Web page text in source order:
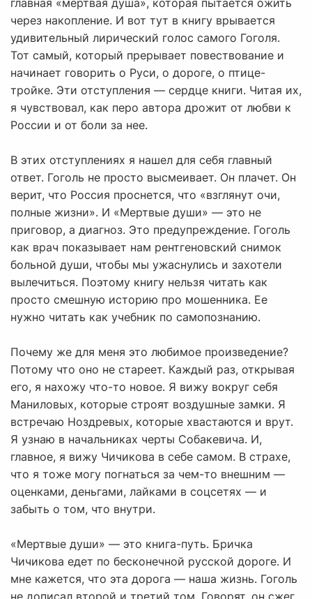
главная «мертвая душа», которая пытается ожить
через накопление. И вот тут в книгу врывается
удивительный лирический голос самого Гоголя.
Тот самый, который прерывает повествование и
начинает говорить о Руси, о дороге, о птице-
тройке. Эти отступления — сердце книги. Читая их,
я чувствовал, как перо автора дрожит от любви к
России и от боли за нее.
В этих отступлениях я нашел для себя главный
ответ. Гоголь не просто высмеивает. Он плачет. Он
верит, что Россия проснется, что «взглянут очи,
полные жизни». И «Мертвые души» — это не
приговор, а диагноз. Это предупреждение. Гоголь
как врач показывает нам рентгеновский снимок
больной души, чтобы мы ужаснулись и захотели
вылечиться. Поэтому книгу нельзя читать как
просто смешную историю про мошенника. Ее
нужно читать как учебник по самопознанию.
Почему же для меня это любимое произведение?
Потому что оно не стареет. Каждый раз, открывая
его, я нахожу что-то новое. Я вижу вокруг себя
Маниловых, которые строят воздушные замки. Я
встречаю Ноздревых, которые хвастаются и врут.
Я узнаю в начальниках черты Собакевича. И,
главное, я вижу Чичикова в себе самом. В страхе,
что я тоже могу погнаться за чем-то внешним —
оценками, деньгами, лайками в соцсетях — и
забыть о том, что внутри.
«Мертвые души» — это книга-путь. Бричка
Чичикова едет по бесконечной русской дороге. И
мне кажется, что эта дорога — наша жизнь. Гоголь